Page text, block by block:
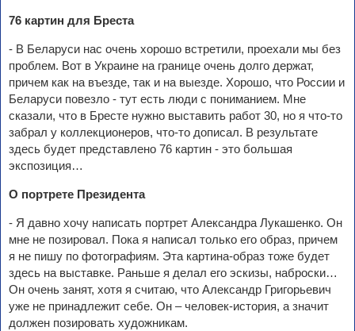
76 картин для Бреста
- В Беларуси нас очень хорошо встретили, проехали мы без
проблем. Вот в Украине на границе очень долго держат,
причем как на въезде, так и на выезде. Хорошо, что России и
Беларуси повезло - тут есть люди с пониманием. Мне
сказали, что в Бресте нужно выставить работ 30, но я что-то
забрал у коллекционеров, что-то дописал. В результате
здесь будет представлено 76 картин - это большая
экспозиция…
О портрете Президента
- Я давно хочу написать портрет Александра Лукашенко. Он
мне не позировал. Пока я написал только его образ, причем
я не пишу по фотографиям. Эта картина-образ тоже будет
здесь на выставке. Раньше я делал его эскизы, наброски…
Он очень занят, хотя я считаю, что Александр Григорьевич
уже не принадлежит себе. Он – человек-история, а значит
должен позировать художникам.